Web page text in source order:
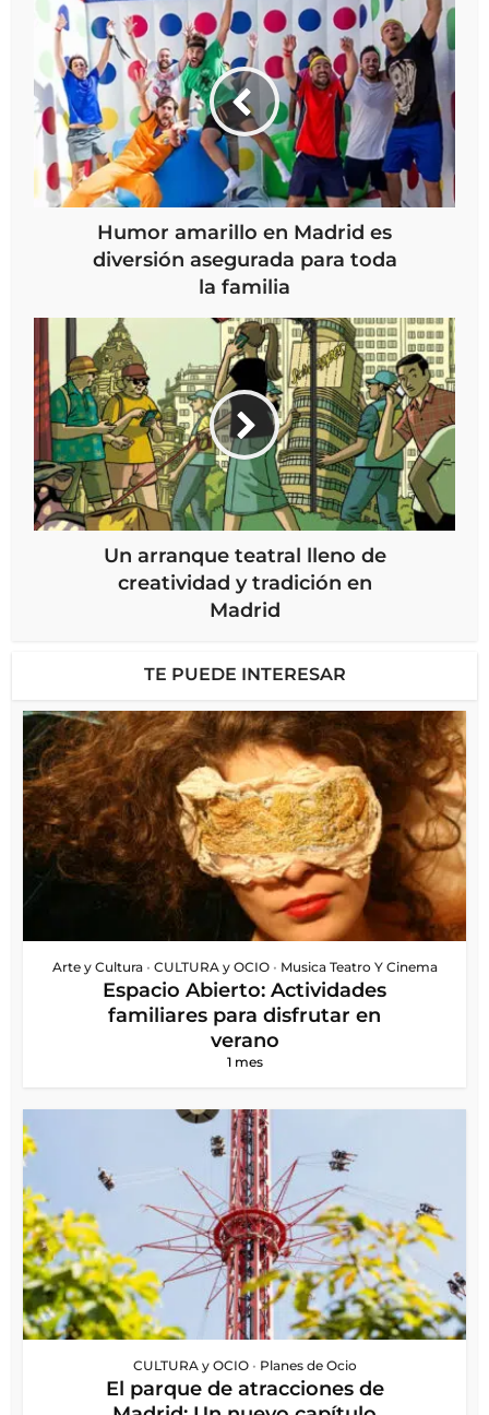
Humor amarillo en Madrid es
diversión asegurada para toda
la familia
Un arranque teatral lleno de
creatividad y tradición en
Madrid
TE PUEDE INTERESAR
Arte y Cultura • CULTURA y OCIO • Musica Teatro Y Cinema
Espacio Abierto: Actividades
familiares para disfrutar en
verano
1 mes
CULTURA y OCIO • Planes de Ocio
El parque de atracciones de